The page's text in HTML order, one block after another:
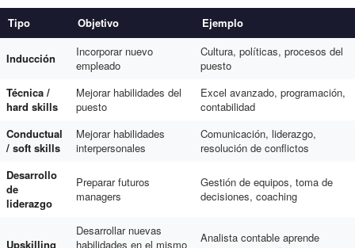
Tipo Objetivo Ejemplo
Inducción
Incorporar nuevo
empleado
Cultura, políticas, procesos del
puesto
Técnica /
hard skills
Mejorar habilidades del
puesto
Excel avanzado, programación,
contabilidad
Conductual
/ soft skills
Mejorar habilidades
interpersonales
Comunicación, liderazgo,
resolución de conflictos
Desarrollo
de
liderazgo
Preparar futuros
managers
Gestión de equipos, toma de
decisiones, coaching
Upskilling
Desarrollar nuevas
habilidades en el mismo
Analista contable aprende